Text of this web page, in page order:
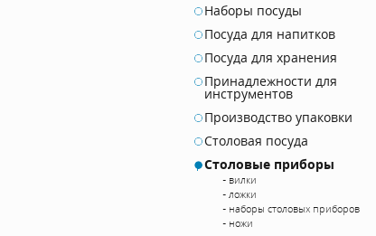
Наборы посуды
Посуда для напитков
Посуда для хранения
Принадлежности для
инструментов
Производство упаковки
Столовая посуда
Столовые приборы
вилки
ложки
наборы столовых приборов
ножи